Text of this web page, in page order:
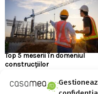
Top 5 meserii în domeniul
construcțiilor